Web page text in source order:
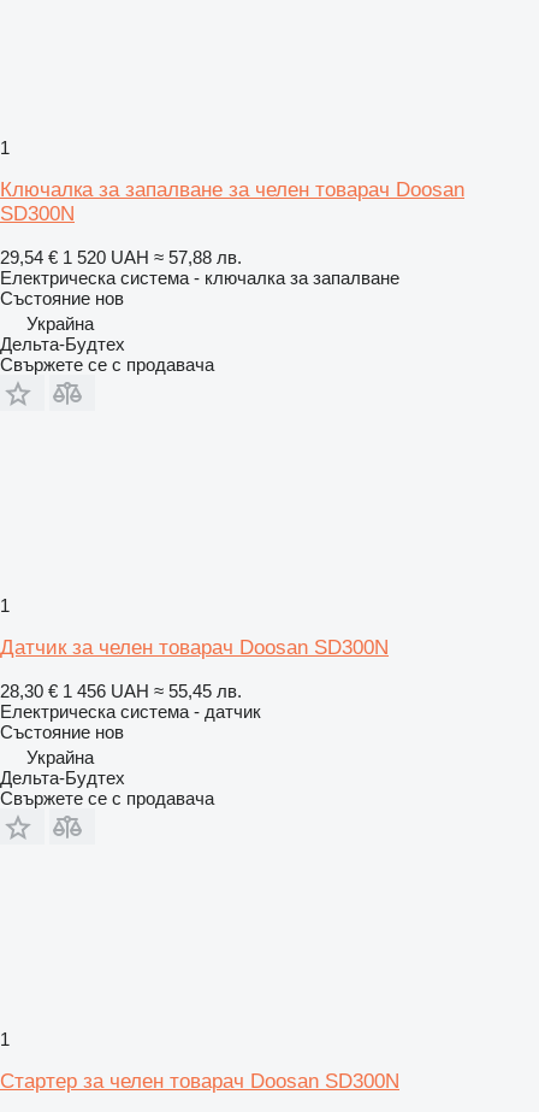
1
Ключалка за запалване за челен товарач Doosan
SD300N
29,54 € 1 520 UAH ≈ 57,88 лв.
Електрическа система - ключалка за запалване
Състояние нов
Украйна
Дельта-Будтех
Свържете се с продавача
1
Датчик за челен товарач Doosan SD300N
28,30 € 1 456 UAH ≈ 55,45 лв.
Електрическа система - датчик
Състояние нов
Украйна
Дельта-Будтех
Свържете се с продавача
1
Стартер за челен товарач Doosan SD300N